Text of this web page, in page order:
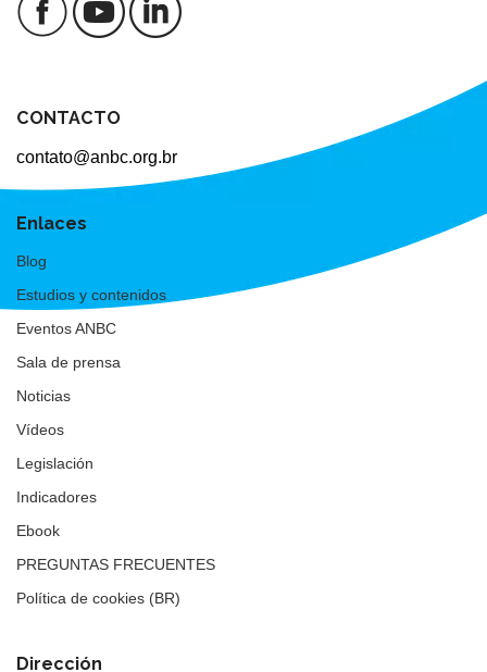
CONTACTO
contato@anbc.org.br
Enlaces
Blog
Estudios y contenidos
Eventos ANBC
Sala de prensa
Noticias
Vídeos
Legislación
Indicadores
Ebook
PREGUNTAS FRECUENTES
Política de cookies (BR)
Dirección